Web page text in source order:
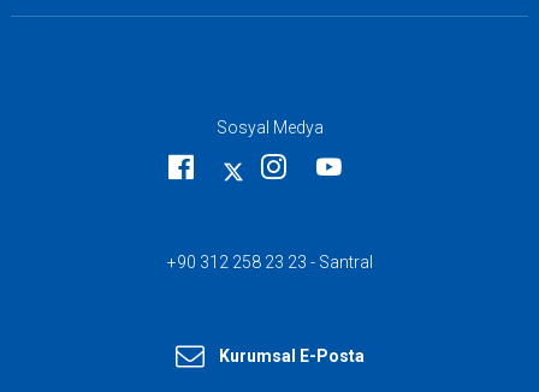
Sosyal Medya
+90 312 258 23 23 - Santral
Kurumsal E-Posta